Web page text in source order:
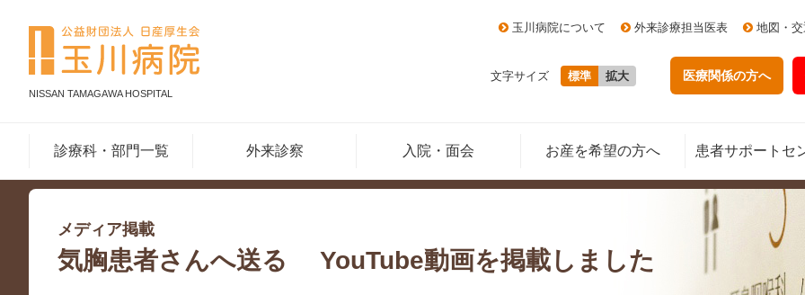
玉川病院について 外来診療担当医表 地図・
文字サイズ 標準 拡大 医療関係の方へ
NISSAN TAMAGAWA HOSPITAL
診療科・部門一覧 外来診察 入院・面会 お産を希望の方へ 患者サポートセ
メディア掲載
気胸患者さんへ送る YouTube動画を掲載しました